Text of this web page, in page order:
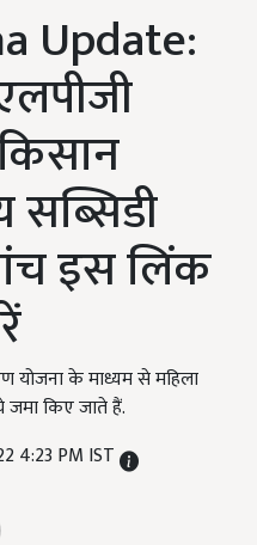
Update:
इस लिंक
योजना के माध्यम से महिला
जमा किए जाते हैं.
4:23 PM IST